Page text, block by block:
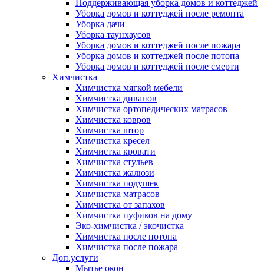
Поддерживающая уборка домов и коттеджей
Уборка домов и коттеджей после ремонта
Уборка дачи
Уборка таунхаусов
Уборка домов и коттеджей после пожара
Уборка домов и коттеджей после потопа
Уборка домов и коттеджей после смерти
Химчистка
Химчистка мягкой мебели
Химчистка диванов
Химчистка ортопедических матрасов
Химчистка ковров
Химчистка штор
Химчистка кресел
Химчистка кровати
Химчистка стульев
Химчистка жалюзи
Химчистка подушек
Химчистка матрасов
Химчистка от запахов
Химчистка пуфиков на дому
Эко-химчистка / экочистка
Химчистка после потопа
Химчистка после пожара
Доп.услуги
Мытье окон